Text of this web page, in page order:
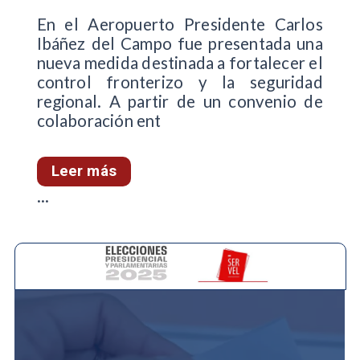
En el Aeropuerto Presidente Carlos
Ibáñez del Campo fue presentada una
nueva medida destinada a fortalecer el
control fronterizo y la seguridad
regional. A partir de un convenio de
colaboración ent
Leer más
...